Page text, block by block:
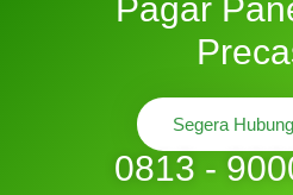
Pagar
Segera
0813 -